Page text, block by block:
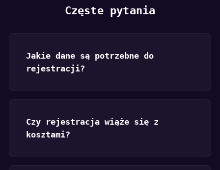
Częste pytania
Jakie dane są potrzebne do
rejestracji?
Czy rejestracja wiąże się z
kosztami?